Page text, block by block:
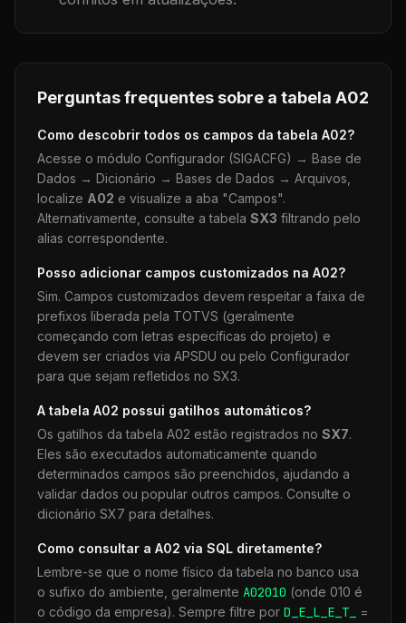
Perguntas frequentes sobre a tabela A02
Como descobrir todos os campos da tabela A02?
Acesse o módulo Configurador (SIGACFG) → Base de
Dados → Dicionário → Bases de Dados → Arquivos,
localize A02 e visualize a aba "Campos".
Alternativamente, consulte a tabela SX3 filtrando pelo
alias correspondente.
Posso adicionar campos customizados na A02?
Sim. Campos customizados devem respeitar a faixa de
prefixos liberada pela TOTVS (geralmente
começando com letras específicas do projeto) e
devem ser criados via APSDU ou pelo Configurador
para que sejam refletidos no SX3.
A tabela A02 possui gatilhos automáticos?
Os gatilhos da tabela A02 estão registrados no SX7.
Eles são executados automaticamente quando
determinados campos são preenchidos, ajudando a
validar dados ou popular outros campos. Consulte o
dicionário SX7 para detalhes.
Como consultar a A02 via SQL diretamente?
Lembre-se que o nome físico da tabela no banco usa
o sufixo do ambiente, geralmente A02010 (onde 010 é
o código da empresa). Sempre filtre por D_E_L_E_T_
=